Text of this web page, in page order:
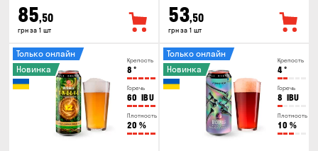
85,50
грн за 1 шт
53,50
грн за 1 шт
Крепость
8 °
Горечь
60 IBU
Плотность
20 %
Только онлайн
Новинка
Крепость
4°
Горечь
8 IBU
Плотность
10 %
Только онлайн
Новинка